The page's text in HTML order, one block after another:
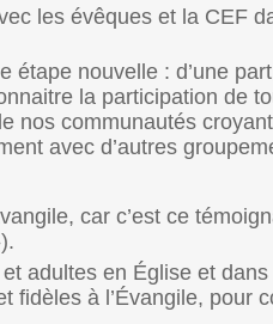
les évêques et la CEF
étape nouvelle : d’une
la participation de
nos communautés
avec d’autres
car c’est ce
adultes en Église et
fidèles à l’Évangile, pour